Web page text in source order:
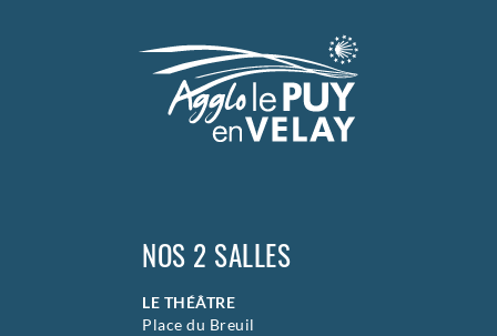
Chanson Française / Variété /
NOS 2 SALLES
LE THÉÂTRE
Place du Breuil